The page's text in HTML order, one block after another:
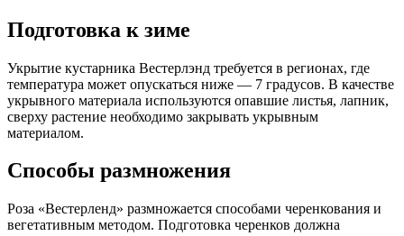
Подготовка к зиме
Укрытие кустарника Вестерлэнд требуется в регионах, где
температура может опускаться ниже — 7 градусов. В качестве
укрывного материала используются опавшие листья, лапник,
сверху растение необходимо закрывать укрывным
материалом.
Способы размножения
Роза «Вестерленд» размножается способами черенкования и
вегетативным методом. Подготовка черенков должна